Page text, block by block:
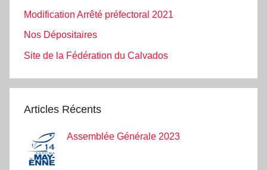
Modification Arrêté préfectoral 2021
Nos Dépositaires
Site de la Fédération du Calvados
Articles Récents
Assemblée Générale 2023